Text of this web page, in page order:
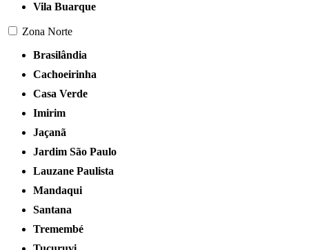
Vila Buarque
Zona Norte
Brasilândia
Cachoeirinha
Casa Verde
Imirim
Jaçanã
Jardim São Paulo
Lauzane Paulista
Mandaqui
Santana
Tremembé